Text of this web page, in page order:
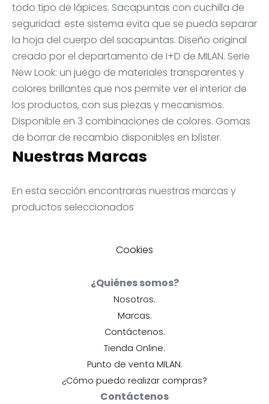
Nuestras Marcas
En esta sección encontraras nuestras marcas y
productos seleccionados
todo tipo de lápices. Sacapuntas con cuchilla de
seguridad: este sistema evita que se pueda separar
la hoja del cuerpo del sacapuntas. Diseño original
creado por el departamento de I+D de MILAN. Serie
New Look: un juego de materiales transparentes y
colores brillantes que nos permite ver el interior de
los productos, con sus piezas y mecanismos.
Disponible en 3 combinaciones de colores. Gomas
de borrar de recambio disponibles en blíster.
Cookies
¿Quiénes somos?
Nosotros.
Marcas.
Contáctenos.
Tienda Online.
Punto de venta MILAN.
¿Cómo puedo realizar compras?
Contáctenos